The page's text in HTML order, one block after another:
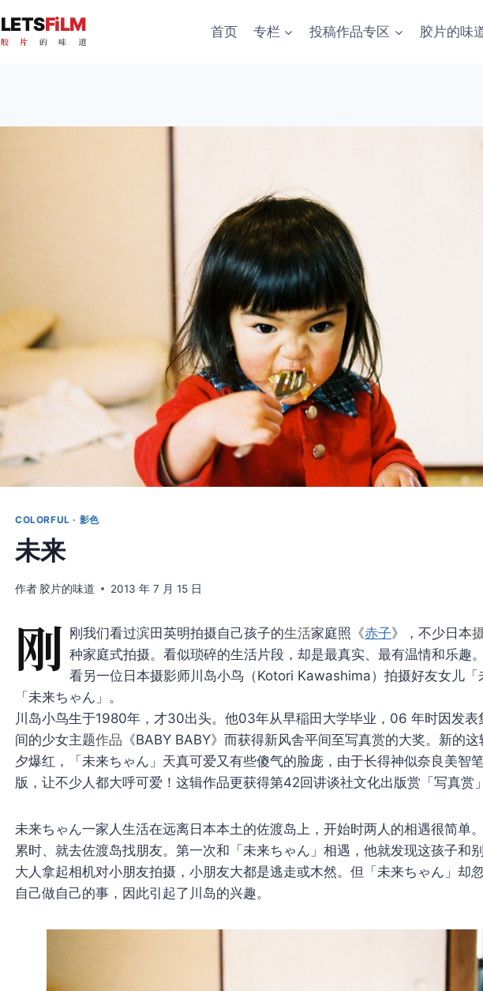
LETSFiLM
胶 片 的 味 道
首页 专栏 投稿作品专区 胶片的味
COLORFUL · 影色
未来
作者 胶片的味道 2013 年 7 月 15 日
刚 刚我们看过滨田英明拍摄自己孩子的生活家庭照《赤子》，不少日本
种家庭式拍摄。看似琐碎的生活片段，却是最真实、最有温情和乐趣
看另一位日本摄影师川岛小鸟（Kotori Kawashima）拍摄好友女儿「
「未来ちゃん」。
川岛小鸟生于1980年，才30出头。他03年从早稲田大学毕业，06 年时因发表
间的少女主题作品 《BABY BABY》而获得新风舎平间至写真赏的大奖。新的
夕爆红，「未来ちゃん」天真可爱又有些傻气的脸庞，由于长得神似奈良美智
版，让不少人都大呼可爱！这辑作品更获得第42回讲谈社文化出版赏「写真赏」
未来ちゃん一家人生活在远离日本本土的佐渡岛上，开始时两人的相遇很简单
累时、就去佐渡岛找朋友。第一次和「未来ちゃん」相遇，他就发现这孩子和
大人拿起相机对小朋友拍摄，小朋友大都是逃走或木然。但「未来ちゃん」却
自己做自己的事，因此引起了川岛的兴趣。